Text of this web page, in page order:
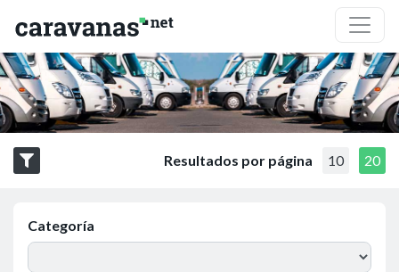
Resultados por página 10 20
Categoría